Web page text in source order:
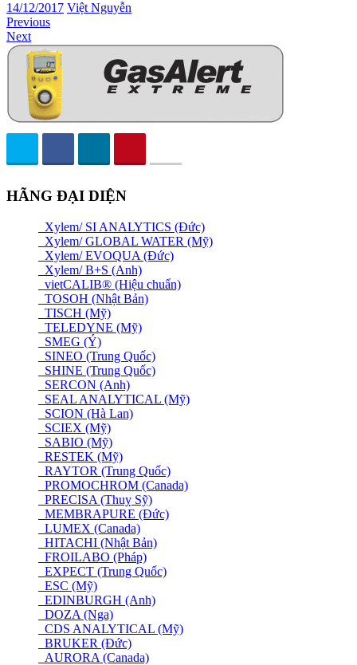
14/12/2017 Việt Nguyễn
Previous
Next
HÃNG ĐẠI DIỆN
Xylem/ SI ANALYTICS (Đức)
Xylem/ GLOBAL WATER (Mỹ)
Xylem/ EVOQUA (Đức)
Xylem/ B+S (Anh)
vietCALIB® (Hiệu chuẩn)
TOSOH (Nhật Bản)
TISCH (Mỹ)
TELEDYNE (Mỹ)
SMEG (Ý)
SINEO (Trung Quốc)
SHINE (Trung Quốc)
SERCON (Anh)
SEAL ANALYTICAL (Mỹ)
SCION (Hà Lan)
SCIEX (Mỹ)
SABIO (Mỹ)
RESTEK (Mỹ)
RAYTOR (Trung Quốc)
PROMOCHROM (Canada)
PRECISA (Thuỵ Sỹ)
MEMBRAPURE (Đức)
LUMEX (Canada)
HITACHI (Nhật Bản)
FROILABO (Pháp)
EXPECT (Trung Quốc)
ESC (Mỹ)
EDINBURGH (Anh)
DOZA (Nga)
CDS ANALYTICAL (Mỹ)
BRUKER (Đức)
AURORA (Canada)